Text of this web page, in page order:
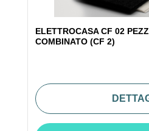
ELETTROCASA CF 02
COMBINATO (CF 2)